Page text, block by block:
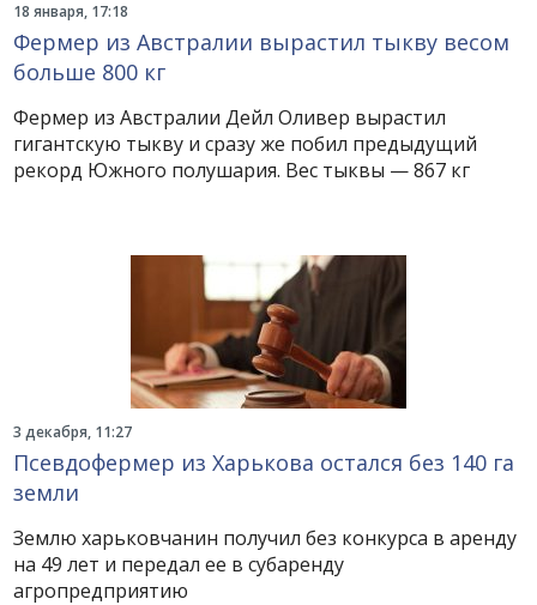
18 января, 17:18
Фермер из Австралии вырастил тыкву весом
больше 800 кг
Фермер из Австралии Дейл Оливер вырастил
гигантскую тыкву и сразу же побил предыдущий
рекорд Южного полушария. Вес тыквы — 867 кг
3 декабря, 11:27
Псевдофермер из Харькова остался без 140 га
земли
Землю харьковчанин получил без конкурса в аренду
на 49 лет и передал ее в субаренду
агропредприятию